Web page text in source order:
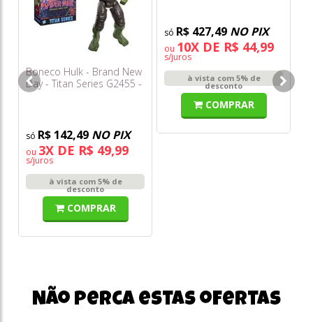
Boneco Hulk - Brand New
Day - Titan Series G2455 -
Hasbro
R$ 142,49 NO PIX
ou 3X DE R$ 49,99
s/juros
à vista com 5% de
desconto
COMPRAR
R$ 427,49 NO PIX
ou 10X DE R$ 44,99
s/juros
à vista com 5% de
desconto
COMPRAR
Não perca estas ofertas